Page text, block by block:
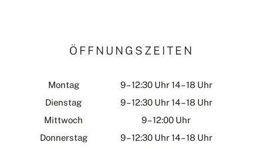
ÖFFNUNGSZEITEN
Montag
9 – 12:30 Uhr 14 – 18 Uhr
Dienstag
9 – 12:30 Uhr 14 – 18 Uhr
Mittwoch
9 – 12:00 Uhr
Donnerstag
9 – 12:30 Uhr 14 – 18 Uhr